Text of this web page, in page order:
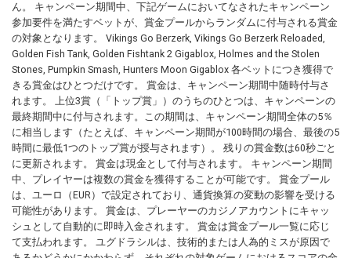
ん。 キャンペーン期間中、下記ゲームにおいてなされたキャンペーン
参加要件を満たすベットが、賞金プールからランダムに付与される賞金
の対象となります。 Vikings Go Berzerk, Vikings Go Berzerk Reloaded,
Golden Fish Tank, Golden Fishtank 2 Gigablox, Holmes and the Stolen
Stones, Pumpkin Smash, Hunters Moon Gigablox 各ベットにつき獲得で
きる賞金はひとつだけです。 賞金は、キャンペーン期間中随時付与さ
れます。 上位3賞（「トップ賞」）のうちのひとつは、キャンペーンの
最終期間中に付与されます。この期間は、キャンペーン期間全体の5％
に相当します（たとえば、キャンペーン期間が100時間の場合、最後の5
時間に最低1つのトップ賞が授与されます）。 残りの賞金数は60秒ごと
に更新されます。 賞金は現金として付与されます。 キャンペーン期間
中、プレイヤーは複数の賞金を獲得することが可能です。 賞金プール
は、ユーロ（EUR）で設定されており、通貨換算の変動の影響を受ける
可能性があります。 賞金は、プレーヤーのカジノアカウントにキャッ
シュとして自動的に即時入金されます。 賞金は賞金プール一覧に応じ
て支払われます。 ユグドラシルは、技術的または人為的ミスが原因で